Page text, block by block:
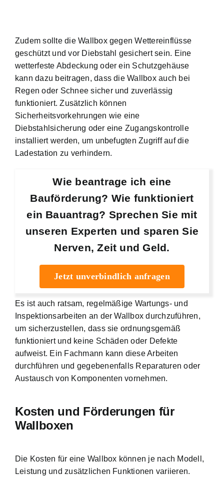
Zudem sollte die Wallbox gegen Wettereinflüsse
geschützt und vor Diebstahl gesichert sein. Eine
wetterfeste Abdeckung oder ein Schutzgehäuse
kann dazu beitragen, dass die Wallbox auch bei
Regen oder Schnee sicher und zuverlässig
funktioniert. Zusätzlich können
Sicherheitsvorkehrungen wie eine
Diebstahlsicherung oder eine Zugangskontrolle
installiert werden, um unbefugten Zugriff auf die
Ladestation zu verhindern.
Wie beantrage ich eine
Bauförderung? Wie funktioniert
ein Bauantrag? Sprechen Sie mit
unseren Experten und sparen Sie
Nerven, Zeit und Geld.
Jetzt unverbindlich anfragen
Es ist auch ratsam, regelmäßige Wartungs- und
Inspektionsarbeiten an der Wallbox durchzuführen,
um sicherzustellen, dass sie ordnungsgemäß
funktioniert und keine Schäden oder Defekte
aufweist. Ein Fachmann kann diese Arbeiten
durchführen und gegebenenfalls Reparaturen oder
Austausch von Komponenten vornehmen.
Kosten und Förderungen für
Wallboxen
Die Kosten für eine Wallbox können je nach Modell,
Leistung und zusätzlichen Funktionen variieren.